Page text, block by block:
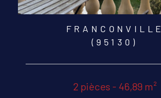
FRANCONVILLE
(95130)
2 pièces - 46,89 m²